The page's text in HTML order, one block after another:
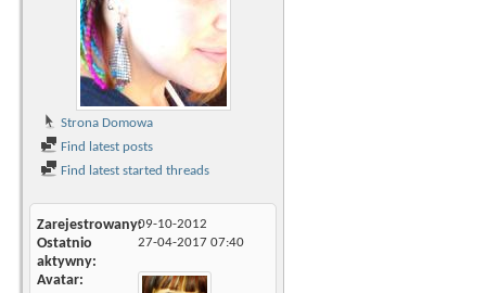
Strona Domowa
Find latest posts
Find latest started threads
Zarejestrowany09-10-2012
Ostatnio
aktywny
27-04-2017 07:40
Avatar